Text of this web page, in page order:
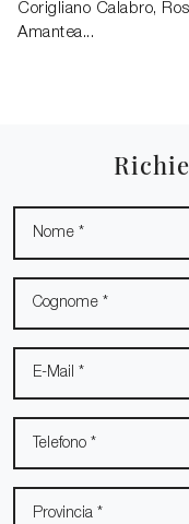
Corigliano Calabro,
Amantea...